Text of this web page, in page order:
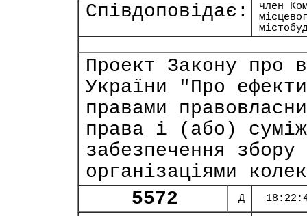
Співдоповідає:
член
Проект Закону про
України "Про
правами
права і (або)
забезпечення
організаціями
5572
Д